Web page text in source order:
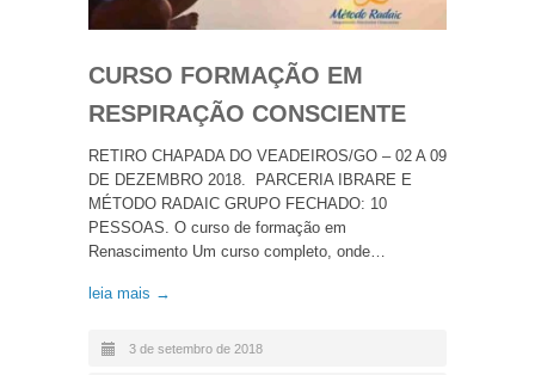
CURSO FORMAÇÃO EM
RESPIRAÇÃO CONSCIENTE
RETIRO CHAPADA DO VEADEIROS/GO – 02 A 09
DE DEZEMBRO 2018. PARCERIA IBRARE E
MÉTODO RADAIC GRUPO FECHADO: 10
PESSOAS. O curso de formação em
Renascimento Um curso completo, onde…
leia mais →
3 de setembro de 2018